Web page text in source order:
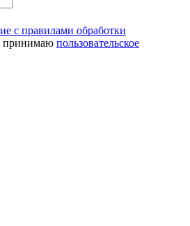
с правилами обработки
принимаю пользовательское